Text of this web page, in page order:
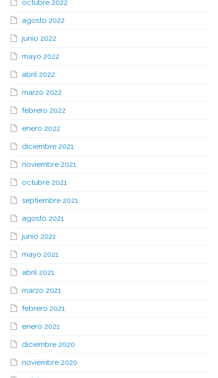
octubre 2022
agosto 2022
junio 2022
mayo 2022
abril 2022
marzo 2022
febrero 2022
enero 2022
diciembre 2021
noviembre 2021
octubre 2021
septiembre 2021
agosto 2021
junio 2021
mayo 2021
abril 2021
marzo 2021
febrero 2021
enero 2021
diciembre 2020
noviembre 2020